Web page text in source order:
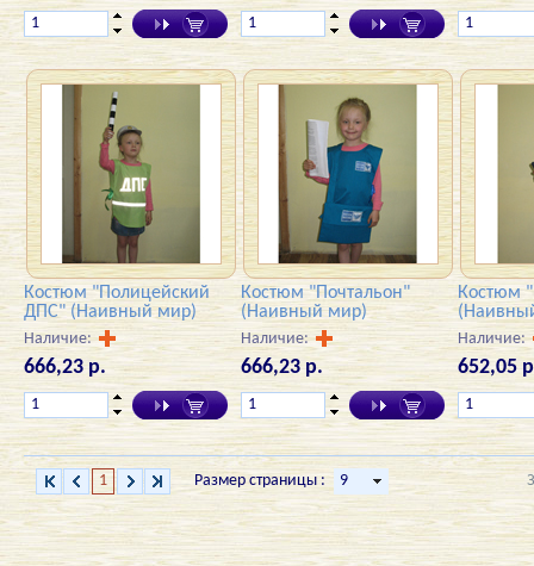
Костюм "Полицейский
ДПС" (Наивный мир)
Наличие:
666,23 р.
Костюм "Почтальон"
(Наивный мир)
Наличие:
666,23 р.
Костюм
Наличие:
652,05
1 Размер страницы :